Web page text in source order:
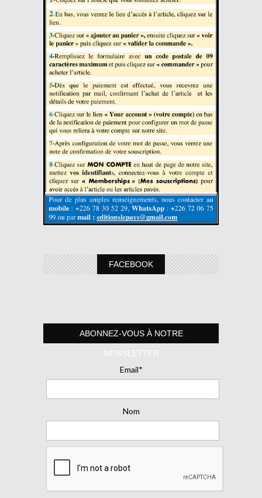
FACEBOOK
ABONNEZ-VOUS À NOTRE
NEWSLETTER
Email*
Nom